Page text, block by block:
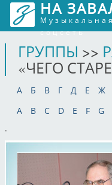
НА
Музыкальная
соцсеть
ГРУППЫ >>
«ЧЕГО
А Б В Г Д Е Ж
A
B C D E F G
.